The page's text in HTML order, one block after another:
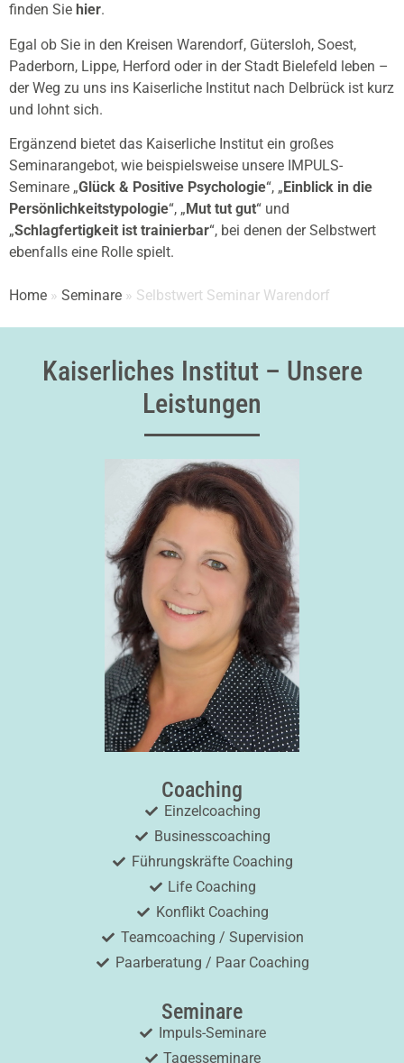
finden Sie hier.
Egal ob Sie in den Kreisen Warendorf, Gütersloh, Soest,
Paderborn, Lippe, Herford oder in der Stadt Bielefeld leben –
der Weg zu uns ins Kaiserliche Institut nach Delbrück ist kurz
und lohnt sich.
Ergänzend bietet das Kaiserliche Institut ein großes
Seminarangebot, wie beispielsweise unsere IMPULS-
Seminare „Glück & Positive Psychologie“, „Einblick in die
Persönlichkeitstypologie“, „Mut tut gut“ und
„Schlagfertigkeit ist trainierbar“, bei denen der Selbstwert
ebenfalls eine Rolle spielt.
Home » Seminare » Selbstwert Seminar Warendorf
Kaiserliches Institut – Unsere
Leistungen
Coaching
Einzelcoaching
Businesscoaching
Führungskräfte Coaching
Life Coaching
Konflikt Coaching
Teamcoaching / Supervision
Paarberatung / Paar Coaching
Seminare
Impuls-Seminare
Tagesseminare